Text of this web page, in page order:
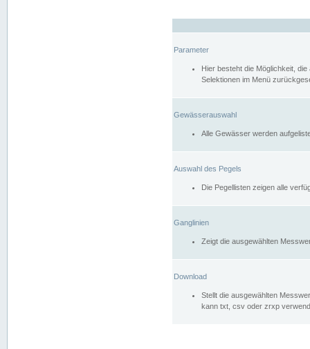
Parameter
Hier besteht die Möglichkeit,
Selektionen im Menü
Gewässerauswahl
Alle Gewässer werden
Auswahl des Pegels
Die Pegellisten zeigen alle
Ganglinien
Zeigt die ausgewählten
Download
Stellt die ausgewählten
kann txt, csv oder zrxp